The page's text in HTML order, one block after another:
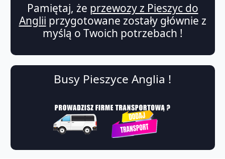
Pamiętaj, że przewozy z Pieszyc do
Anglii przygotowane zostały głównie z
myślą o Twoich potrzebach !
Busy Pieszyce Anglia !